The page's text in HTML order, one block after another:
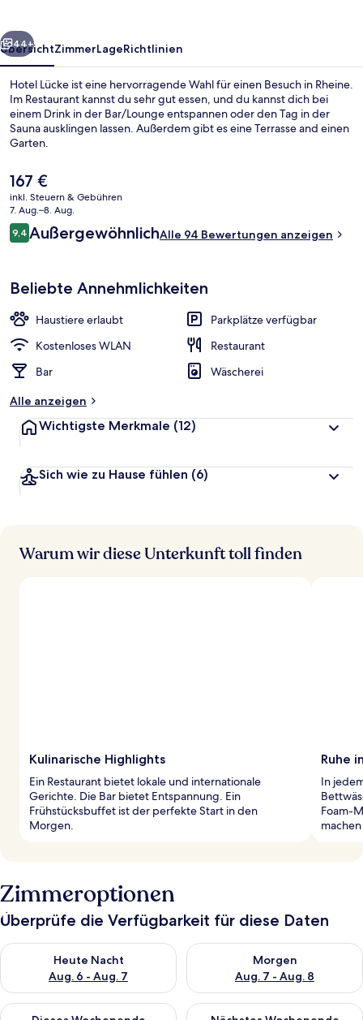
Weiter
44+
ÜbersichtZimmerLageRichtlinien
Hotel Lücke ist eine hervorragende Wahl für einen Besuch in Rheine.
Im Restaurant kannst du sehr gut essen, und du kannst dich bei
einem Drink in der Bar/Lounge entspannen oder den Tag in der
Sauna ausklingen lassen. Außerdem gibt es eine Terrasse and einen
Garten.
Der
aktuelle
Preis
beträgt
167 €.
167 €
inkl. Steuern & Gebühren
7. Aug.–8. Aug.
Bewertungen
9,49,4 von 10.
AußergewöhnlichAlle 94 Bewertungen anzeigen
Beliebte Annehmlichkeiten
Haustiere erlaubt
Parkplätze verfügbar
Kostenloses WLAN
Restaurant
Bar
Wäscherei
Alle anzeigen
Wichtigste Merkmale (12)
Sich wie zu Hause fühlen (6)
Warum wir diese Unterkunft toll finden
Kulinarische Highlights
Ein Restaurant bietet lokale und internationale
Gerichte. Die Bar bietet Entspannung. Ein
Frühstücksbuffet ist der perfekte Start in den
Morgen.
Ruhe
In
Foam-
Zimmeroptionen
Überprüfe die Verfügbarkeit für diese Daten
Heute Nacht
Aug. 6 - Aug. 7
Überprüfe die Verfügbarkeit für heute Nacht, Aug. 6 - Aug. 7.
Morgen
Aug. 7 - Aug. 8
Überprüfe die Verfügbarkeit
Überprüfe die Verfügbarkeit für dieses Wochenende, Aug. 7
Überprüfe die Verfügbarkeit